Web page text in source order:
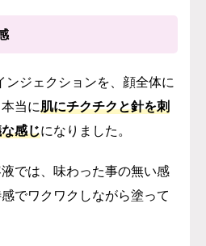
ンジェクションを、顔全体に
当に肌にチクチクと針を刺
感じになりました。
では、味わった事の無い感
でワクワクしながら塗って